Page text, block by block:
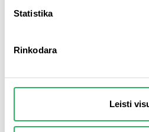
Statistika
Rinkodara
Leisti
Liepos 23 d. VASA
SKAITYTI